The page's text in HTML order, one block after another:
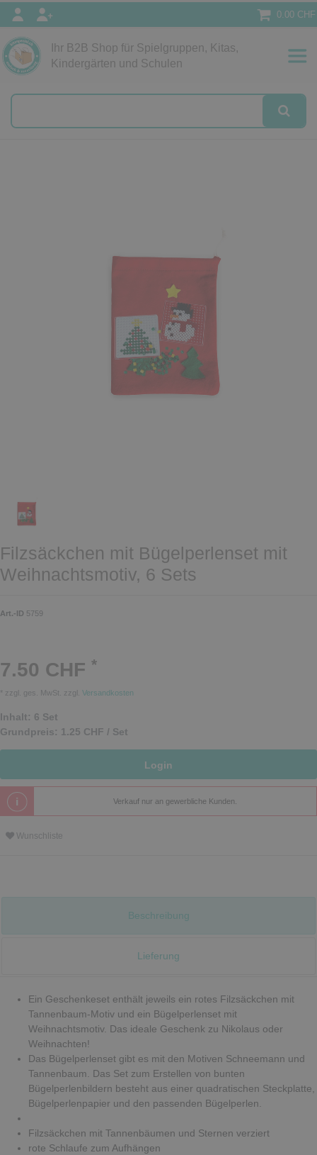
0.00 CHF
Ihr B2B Shop für Spielgruppen, Kitas,
Kindergärten und Schulen
Papeterie
Filzsäckchen mit Bügelperlenset mit
Weihnachtsmotiv, 6 Sets
Art.-ID 5759
7.50 CHF *
* zzgl. ges. MwSt. zzgl. Versandkosten
Inhalt: 6 Set
Grundpreis: 1.25 CHF / Set
Login
Verkauf nur an gewerbliche Kunden.
Wunschliste
Beschreibung
Lieferung
Ein Geschenkeset enthält jeweils ein rotes Filzsäckchen mit
Tannenbaum-Motiv und ein Bügelperlenset mit
Weihnachtsmotiv. Das ideale Geschenk zu Nikolaus oder
Weihnachten!
Das Bügelperlenset gibt es mit den Motiven Schneemann und
Tannenbaum. Das Set zum Erstellen von bunten
Bügelperlenbildern besteht aus einer quadratischen Steckplatte,
Bügelperlenpapier und den passenden Bügelperlen.
Filzsäckchen mit Tannenbäumen und Sternen verziert
rote Schlaufe zum Aufhängen